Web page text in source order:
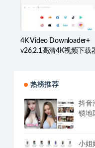
4K Video Downloader+
v26.2.1高清4K视频下载
热榜推荐
抖音
锁地
小姐